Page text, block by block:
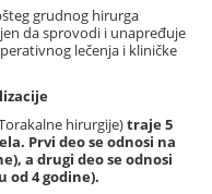
grudnog hirurga
da sprovodi i unapređuje
lečenja i kliničke
hirurgije)traje 5
Prvi deo se odnosi na
a drugi deo se odnosi
4 godine).